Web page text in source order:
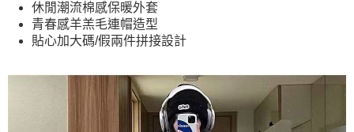
悠遊付
全盈+PAY
【關於「AFTEE先享後付」】
AFTEE先享後付是「在收到商品之後才付款」的支付方式。 讓您購物簡單
青春感羊羔毛連帽造型
貼心加大碼/假兩件拼接設計
加大碼 抗溫差 假兩件韓系拼接仿羽絨保暖鋪棉連帽外套(S-2XL)
休閒潮流棉感保暖外套
休閒潮流棉感保暖外套
青春感羊羔毛連帽造型
貼心加大碼/假兩件拼接設計